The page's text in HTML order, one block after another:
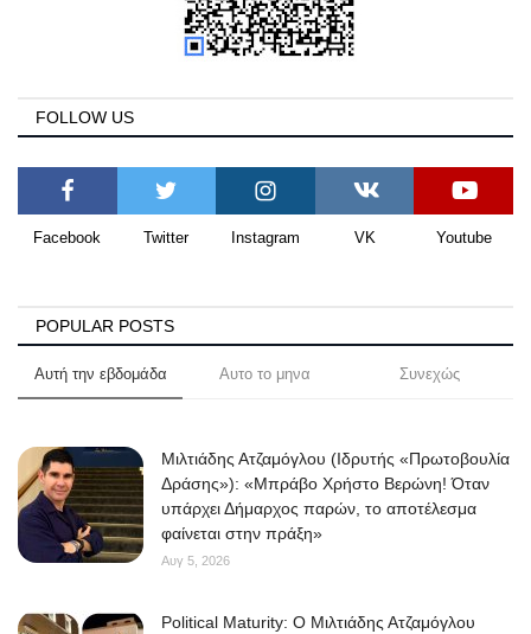
FOLLOW US
Facebook Twitter Instagram VK Youtube
POPULAR POSTS
Αυτή την εβδομάδα Αυτο το μηνα Συνεχώς
Μιλτιάδης Ατζαμόγλου (Ιδρυτής «Πρωτοβουλία
Δράσης»): «Μπράβο Χρήστο Βερώνη! Όταν
υπάρχει Δήμαρχος παρών, το αποτέλεσμα
φαίνεται στην πράξη»
Αυγ 5, 2026
Political Maturity: Ο Μιλτιάδης Ατζαμόγλου